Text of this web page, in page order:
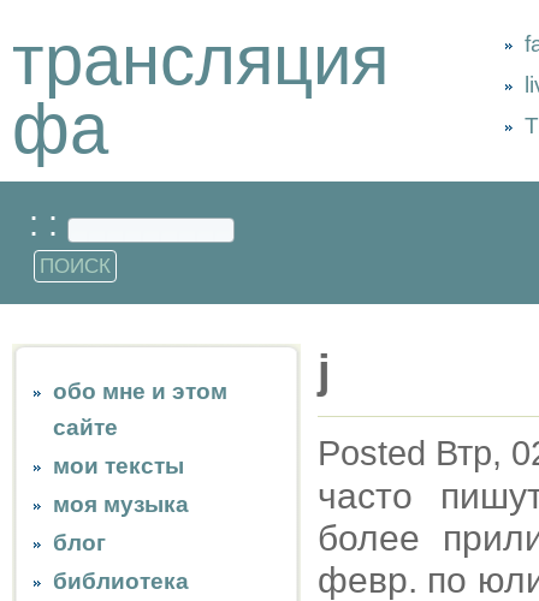
трансляция
фа
: :
обо мне и этом
сайте
мои тексты
моя музыка
блог
библиотека
j
Posted Втр,
часто
более
февр. по